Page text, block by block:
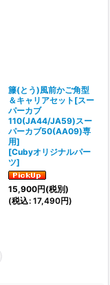
籐(とう)風前かご角型
＆キャリアセット[スー
パーカブ
110(JA44/JA59)スー
パーカブ50(AA09)専
用]
[Cubyオリジナルパー
ツ]
15,900円(税別)
(税込: 17,490円)